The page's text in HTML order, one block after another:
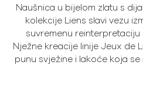
Naušnica u bijelom zlatu s
kolekcije Liens slavi vezu
suvremenu reinterpretaciju
Nježne kreacije linije Jeux de
punu svježine i lakoće koja